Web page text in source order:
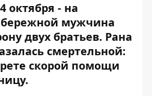
октября - на
мужчина
двух братьев. Рана
смертельной:
скорой помощи